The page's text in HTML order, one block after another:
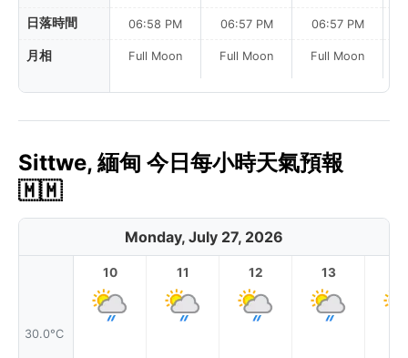
日落時間
月相
06:58 PM
Full Moon
06:57 PM
Full Moon
06:57 PM
Full Moon
Sittwe, 緬甸 今日每小時天氣預報
🇲🇲
Monday, July 27, 2026
30.0°C
10 11 12 13